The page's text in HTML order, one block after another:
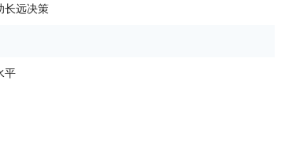
长远决策
平